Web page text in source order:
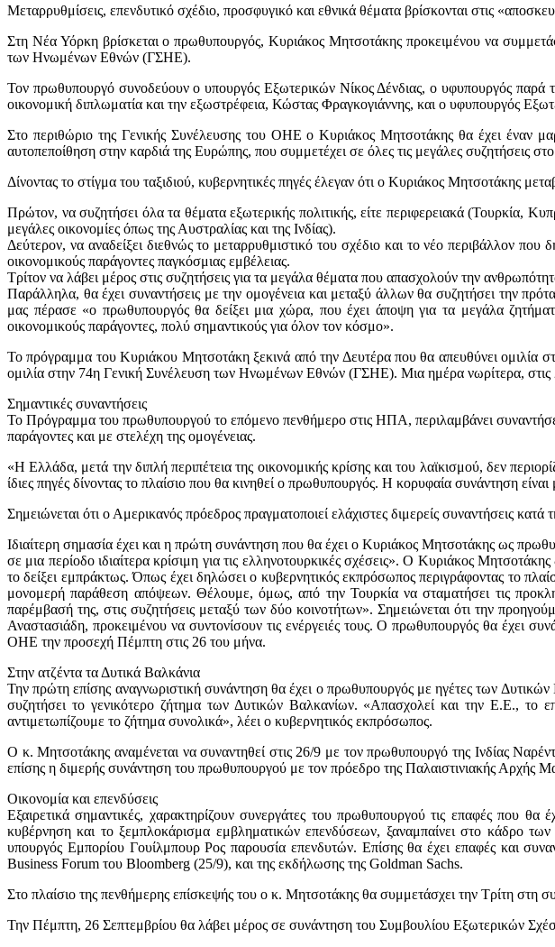
Μεταρρυθμίσεις, επενδυτικό σχέδιο, προσφυγικό και εθνικά θέματα βρίσκονται στις
Στη Νέα Υόρκη βρίσκεται ο πρωθυπουργός, Κυριάκος Μητσοτάκης προκειμένου να
των Ηνωμένων Εθνών (ΓΣΗΕ).
Τον πρωθυπουργό συνοδεύουν ο υπουργός Εξωτερικών Νίκος Δένδιας, ο υφυπουργός
οικονομική διπλωματία και την εξωστρέφεια, Κώστας Φραγκογιάννης, και ο υφυπουργός
Στο περιθώριο της Γενικής Συνέλευσης του ΟΗΕ ο Κυριάκος Μητσοτάκης θα έχει έναν
αυτοπεποίθηση στην καρδιά της Ευρώπης, που συμμετέχει σε όλες τις μεγάλες συζητήσεις
Δίνοντας το στίγμα του ταξιδιού, κυβερνητικές πηγές έλεγαν ότι ο Κυριάκος Μητσοτάκης
Πρώτον, να συζητήσει όλα τα θέματα εξωτερικής πολιτικής, είτε περιφερειακά (Τουρκία,
μεγάλες οικονομίες όπως της Αυστραλίας και της Ινδίας).
Δεύτερον, να αναδείξει διεθνώς το μεταρρυθμιστικό του σχέδιο και το νέο περιβάλλον
οικονομικούς παράγοντες παγκόσμιας εμβέλειας.
Τρίτον να λάβει μέρος στις συζητήσεις για τα μεγάλα θέματα που απασχολούν την
Παράλληλα, θα έχει συναντήσεις με την ομογένεια και μεταξύ άλλων θα συζητήσει την
μας πέρασε «ο πρωθυπουργός θα δείξει μια χώρα, που έχει άποψη για τα μεγάλα
οικονομικούς παράγοντες, πολύ σημαντικούς για όλον τον κόσμο».
Το πρόγραμμα του Κυριάκου Μητσοτάκη ξεκινά από την Δευτέρα που θα απευθύνει
ομιλία στην 74η Γενική Συνέλευση των Ηνωμένων Εθνών (ΓΣΗΕ). Μια ημέρα νωρίτερα,
Σημαντικές συναντήσεις
Το Πρόγραμμα του πρωθυπουργού το επόμενο πενθήμερο στις ΗΠΑ, περιλαμβάνει
παράγοντες και με στελέχη της ομογένειας.
«Η Ελλάδα, μετά την διπλή περιπέτεια της οικονομικής κρίσης και του λαϊκισμού, δεν
ίδιες πηγές δίνοντας το πλαίσιο που θα κινηθεί ο πρωθυπουργός. Η κορυφαία συνάντηση
Σημειώνεται ότι ο Αμερικανός πρόεδρος πραγματοποιεί ελάχιστες διμερείς συναντήσεις
Ιδιαίτερη σημασία έχει και η πρώτη συνάντηση που θα έχει ο Κυριάκος Μητσοτάκης ως
σε μια περίοδο ιδιαίτερα κρίσιμη για τις ελληνοτουρκικές σχέσεις». Ο Κυριάκος
το δείξει εμπράκτως. Όπως έχει δηλώσει ο κυβερνητικός εκπρόσωπος περιγράφοντας το
μονομερή παράθεση απόψεων. Θέλουμε, όμως, από την Τουρκία να σταματήσει τις
παρέμβασή της, στις συζητήσεις μεταξύ των δύο κοινοτήτων». Σημειώνεται ότι την
Αναστασιάδη, προκειμένου να συντονίσουν τις ενέργειές τους. Ο πρωθυπουργός θα έχει
ΟΗΕ την προσεχή Πέμπτη στις 26 του μήνα.
Στην ατζέντα τα Δυτικά Βαλκάνια
Την πρώτη επίσης αναγνωριστική συνάντηση θα έχει ο πρωθυπουργός με ηγέτες των
συζητήσει το γενικότερο ζήτημα των Δυτικών Βαλκανίων. «Απασχολεί και την Ε.Ε.,
αντιμετωπίζουμε το ζήτημα συνολικά», λέει ο κυβερνητικός εκπρόσωπος.
Ο κ. Μητσοτάκης αναμένεται να συναντηθεί στις 26/9 με τον πρωθυπουργό της Ινδίας
επίσης η διμερής συνάντηση του πρωθυπουργού με τον πρόεδρο της Παλαιστινιακής Αρχής
Οικονομία και επενδύσεις
Εξαιρετικά σημαντικές, χαρακτηρίζουν συνεργάτες του πρωθυπουργού τις επαφές που
κυβέρνηση και το ξεμπλοκάρισμα εμβληματικών επενδύσεων, ξαναμπαίνει στο κάδρο
υπουργός Εμπορίου Γουίλμπουρ Ρος παρουσία επενδυτών. Επίσης θα έχει επαφές και
Business Forum του Bloomberg (25/9), και της εκδήλωσης της Goldman Sachs.
Στο πλαίσιο της πενθήμερης επίσκεψής του ο κ. Μητσοτάκης θα συμμετάσχει την Τρίτη
Την Πέμπτη, 26 Σεπτεμβρίου θα λάβει μέρος σε συνάντηση του Συμβουλίου Εξωτερικών